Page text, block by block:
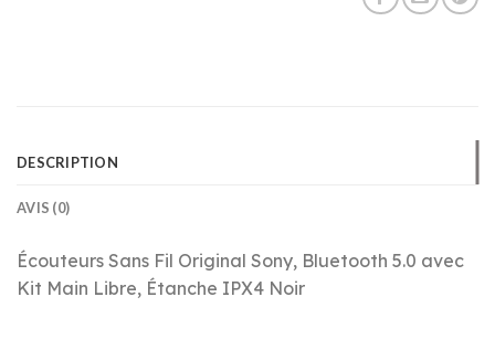
DESCRIPTION
AVIS (0)
Écouteurs Sans Fil Original Sony, Bluetooth 5.0 avec
Kit Main Libre, Étanche IPX4 Noir